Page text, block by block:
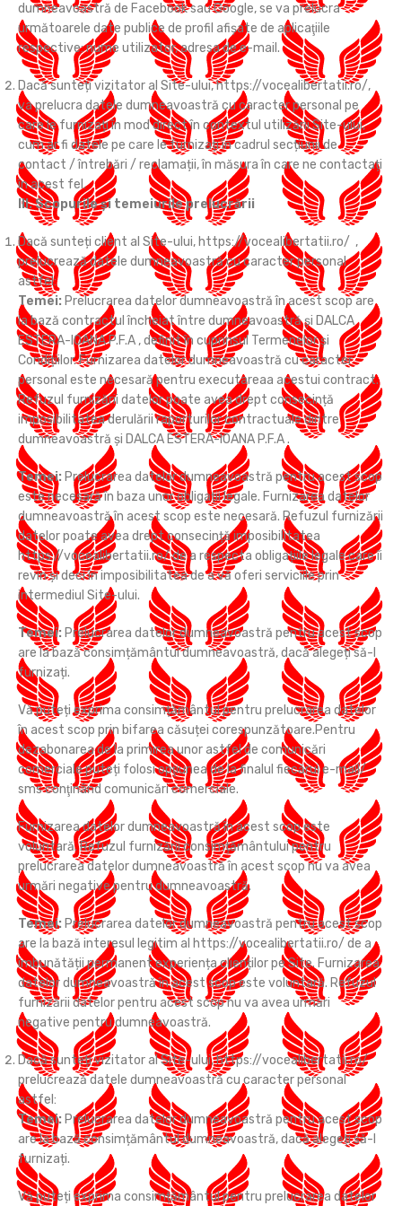
dumneavoastră de Facebook sau Google, se va prelucra
următoarele date publice de profil afişate de aplicaţiile
respective: nume utilizator, adresa de e-mail.
Dacă sunteți vizitator al Site-ului, https://vocealibertatii.ro/,
va prelucra datele dumneavoastră cu caracter personal pe
care le furnizați în mod direct în contextul utilizării Site-ului,
cum ar fi datele pe care le furnizați în cadrul secțiunii de
contact / întrebări / reclamații, în măsura în care ne contactați
în acest fel.
III. Scopurile și temeiurile prelucrării
Dacă sunteți client al Site-ului, https://vocealibertatii.ro/ ,
prelucrează datele dumneavoastră cu caracter personal
astfel:
Temei: Prelucrarea datelor dumneavoastră în acest scop are
la bază contractul încheiat între dumneavoastră și DALCA
ESTERA-IOANA P.F.A , definit în cuprinsul Termenelor și
Condițiilor. Furnizarea datelor dumneavoastră cu caracter
personal este necesară pentru executareaa acestui contract.
Refuzul furnizării datelor poate avea drept consecință
imposibilitatea derulării raporturilor contractuale dintre
dumneavoastră și DALCA ESTERA-IOANA P.F.A .
Temei: Prelucrarea datelor dumneavoastră pentru acest scop
este necesară în baza unor obligații legale. Furnizarea datelor
dumneavoastră în acest scop este necesară. Refuzul furnizării
datelor poate avea drept consecință imposibilitatea
https://vocealibertatii.ro/ de a respecta obligațiile legale care îi
revin și deci în imposibilitatea de a vă oferi serviciile prin
intermediul Site-ului.
Temei: Prelucrarea datelor dumneavoastră pentru acest scop
are la bază consimțământul dumneavoastră, dacă alegeți să-l
furnizați.
Vă puteți exprima consimțământul pentru prelucrarea datelor
în acest scop prin bifarea căsuței corespunzătoare.Pentru
dezabonarea de la primirea unor astfel de comunicări
comerciale puteți folosi opţiunea de la finalul fiecărui e-mail/
sms conţinând comunicări comerciale.
Furnizarea datelor dumneavoastră în acest scop este
voluntară. Refuzul furnizării consimțământului pentru
prelucrarea datelor dumneavoastră în acest scop nu va avea
urmări negative pentru dumneavoastră.
Temei: Prelucrarea datelor dumneavoastră pentru acest scop
are la bază interesul legitim al https://vocealibertatii.ro/ de a
îmbunătății permanent experiența clienților pe Site. Furnizarea
datelor dumneavoastră în acest scop este voluntară. Refuzul
furnizării datelor pentru acest scop nu va avea urmări
negative pentru dumneavoastră.
Dacă sunteți vizitator al Site-ului, https://vocealibertatii.ro/
prelucrează datele dumneavoastră cu caracter personal
astfel:
Temei: Prelucrarea datelor dumneavoastră pentru acest scop
are la bază consimțământul dumneavoastră, dacă alegeți să-l
furnizați.
Vă puteți exprima consimțământul pentru prelucrarea datelor